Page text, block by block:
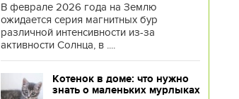
В феврале 2026 года на Землю
ожидается серия магнитных бур
различной интенсивности из-за
активности Солнца, в ....
Котенок в доме: что нужно
знать о маленьких мурлыках